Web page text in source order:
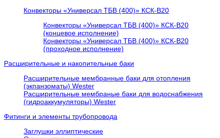
Конвекторы «Универсал ТБВ (400)» КСК-В20
Конвекторы «Универсал ТБВ (400)» КСК-В20
(концевое исполнение)
Конвекторы «Универсал ТБВ (400)» КСК-В20
(проходное исполнение)
Расширительные и накопительные баки
Расширительные мембранные баки для отопления
(экпанзоматы) Wester
Расширительные мембраные баки для водоснабжения
(гидроаккумуляторы) Wester
Фитинги и элементы трубопровода
Заглушки эллиптические